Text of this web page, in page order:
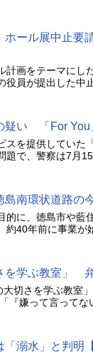
ール展中止要
計画をテーマにし
役員が提出した中
疑い 「For You
スを提供していた
題で、警察は7月
南環状道路の
的に、徳島市や藍
約40年前に事業が
を学ぶ教室」
切さを学ぶ教室
『嫌って言ってな
溺水」と判明【